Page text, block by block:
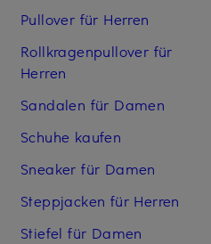
Pullover für Herren
Rollkragenpullover für
Herren
Sandalen für Damen
Schuhe kaufen
Sneaker für Damen
Steppjacken für Herren
Stiefel für Damen